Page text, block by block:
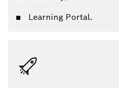
Learning Portal.